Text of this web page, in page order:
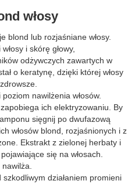
włosy
blond lub rozjaśniane włosy.
i skórę głowy,
odżywczych zawartych w
o keratynę, dzięki której włosy
nawilżenia włosów.
ich elektryzowaniu. By
sięgnij po dwufazową
włosów blond, rozjaśnionych i z
Ekstrakt z zielonej herbaty i
się na włosach.
szkodliwym działaniem promieni